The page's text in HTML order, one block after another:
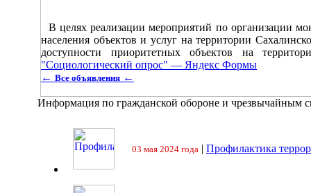
В целях реализации мероприятий по организации
населения объектов и услуг на территории
доступности приоритетных объектов на
"Социологический опрос" — Яндекс Формы
← Все объявления ←
Информация по гражданской обороне и чрезвычайным
03 мая 2024 года | Профилактика